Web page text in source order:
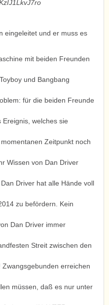
eingeleitet und er muss es
mit beiden Freunden
und Bangbang
für die beiden Freunde
welches sie
Zeitpunkt noch
Wissen von Dan Driver
Driver hat alle Hände voll
zu befördern. Kein
Dan Driver immer
Streit zwischen den
erreichen
müssen, daß es nur unter